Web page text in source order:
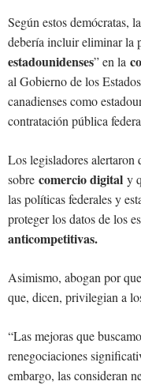
Según estos demócratas,
debería incluir eliminar la
estadounidenses” en la
al Gobierno de los
canadienses como
contratación pública
Los legisladores
sobre comercio digital y
las políticas federales y
proteger los datos de los
anticompetitivas.
Asimismo, abogan por
que, dicen, privilegian a
“Las mejoras que
renegociaciones
embargo, las consideran